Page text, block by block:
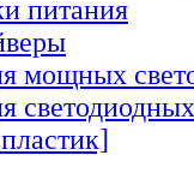
питания
мощных